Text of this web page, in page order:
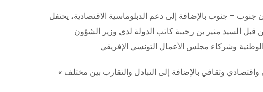
جنوب – جنوب بالإضافة إلى دعم الدبلوماسية الاقتصادية، يحتفل
الاجتماعي الجديد من قبل السيد منير بن رجيبة كاتب الدولة لدى وزير الشؤون
« دار إفريقيا » ، هو الاسم الجديد لمقر المجلس ونهدف من خلاله إلى ترسيخ القيم الأفريقية لبلدنا و خلق تفاعل اجتماعي واقتصادي وثقافي بالإضافة إلى التبادل والتقارب بين مختلف